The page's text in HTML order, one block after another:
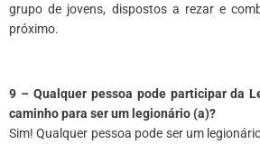
grupo de jovens, dispostos a rezar e
próximo.
9 – Qualquer pessoa pode participar da
caminho para ser um legionário (a)?
Sim! Qualquer pessoa pode ser um